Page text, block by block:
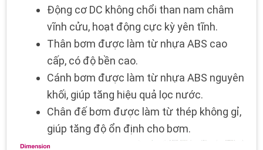
Động cơ DC không chổi than nam châm
vĩnh cửu, hoạt động cực kỳ yên tĩnh.
Thân bơm được làm từ nhựa ABS cao
cấp, có độ bền cao.
Cánh bơm được làm từ nhựa ABS nguyên
khối, giúp tăng hiệu quả lọc nước.
Chân đế bơm được làm từ thép không gỉ,
giúp tăng độ ổn định cho bơm.